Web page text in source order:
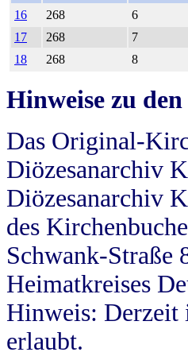
16
268 6
17
268 7
18
268 8
Hinweise zu
Das Original-
Diözesanarchiv
Diözesanarchiv
des
Schwank-Straße
Heimatkreises
Hinweis: Derzeit
erlaubt.